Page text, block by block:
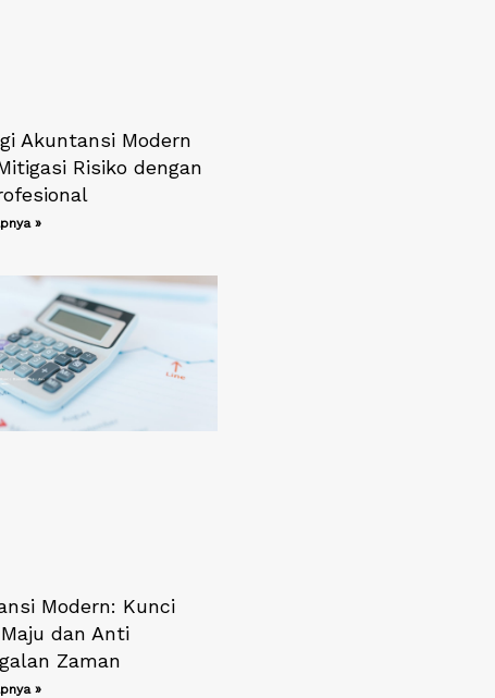
Akuntansi Modern
Risiko dengan
»
Modern: Kunci
dan Anti
Zaman
»